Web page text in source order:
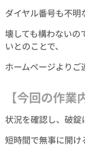
ダイヤル番号も不明
壊しても構わないの
いとのことで、
ホームページよりご
【今回の作業
状況を確認し、破錠
短時間で無事に開け